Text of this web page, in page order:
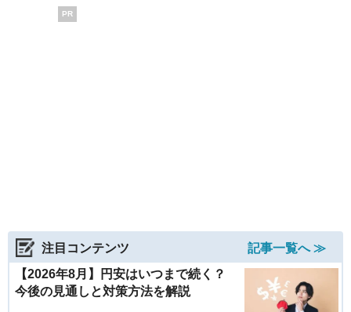
PR
注目コンテンツ
記事一覧へ ≫
【2026年8月】円安はいつまで続く？
今後の見通しと対策方法を解説